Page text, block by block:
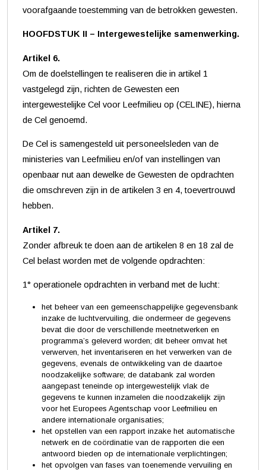
voorafgaande toestemming van de betrokken gewesten.
HOOFDSTUK II – Intergewestelijke samenwerking.
Artikel 6.
Om de doelstellingen te realiseren die in artikel 1
vastgelegd zijn, richten de Gewesten een
intergewestelijke Cel voor Leefmilieu op (CELINE), hierna
de Cel genoemd.
De Cel is samengesteld uit personeelsleden van de
ministeries van Leefmilieu en/of van instellingen van
openbaar nut aan dewelke de Gewesten de opdrachten
die omschreven zijn in de artikelen 3 en 4, toevertrouwd
hebben.
Artikel 7.
Zonder afbreuk te doen aan de artikelen 8 en 18 zal de
Cel belast worden met de volgende opdrachten:
1° operationele opdrachten in verband met de lucht:
het beheer van een gemeenschappelijke gegevensbank
inzake de luchtvervuiling, die ondermeer de gegevens
bevat die door de verschillende meetnetwerken en
programma’s geleverd worden; dit beheer omvat het
verwerven, het inventariseren en het verwerken van de
gegevens, evenals de ontwikkeling van de daartoe
noodzakelijke software; de databank zal worden
aangepast teneinde op intergewestelijk vlak de
gegevens te kunnen inzamelen die noodzakelijk zijn
voor het Europees Agentschap voor Leefmilieu en
andere internationale organisaties;
het opstellen van een rapport inzake het automatische
netwerk en de coördinatie van de rapporten die een
antwoord bieden op de internationale verplichtingen;
het opvolgen van fases van toenemende vervuiling en